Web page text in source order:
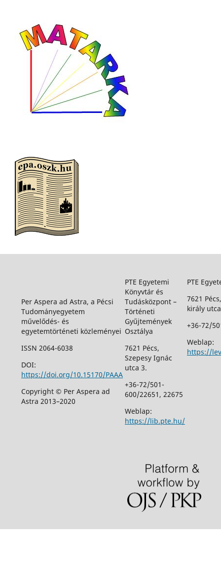
Per Aspera ad Astra, a Pécsi
Tudományegyetem
művelődés- és
egyetemtörténeti közleményei
ISSN 2064-6038
DOI:
https://doi.org/10.15170/PAAA
Copyright © Per Aspera ad
Astra 2013–2020
PTE Egyetemi
Könyvtár és
Tudásközpont –
Történeti
Gyűjtemények
Osztálya
7621 Pécs,
Szepesy Ignác
utca 3.
+36-72/501-
600/22651, 22675
Weblap:
https://lib.pte.hu/
PTE
7621
király
+36-72/
Weblap:
https://